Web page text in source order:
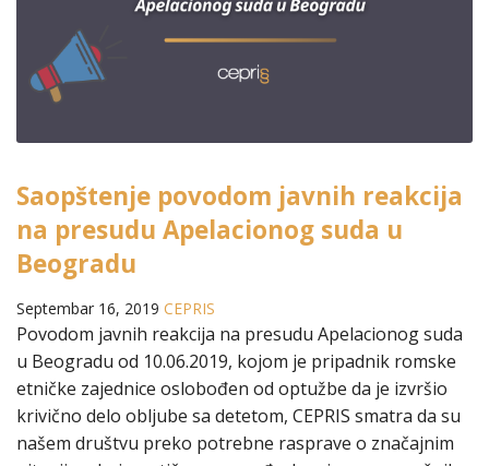
Saopštenje povodom javnih reakcija
na presudu Apelacionog suda u
Beogradu
Septembar 16, 2019 CEPRIS
Povodom javnih reakcija na presudu Apelacionog suda
u Beogradu od 10.06.2019, kojom je pripadnik romske
etničke zajednice oslobođen od optužbe da je izvršio
krivično delo obljube sa detetom, CEPRIS smatra da su
našem društvu preko potrebne rasprave o značajnim